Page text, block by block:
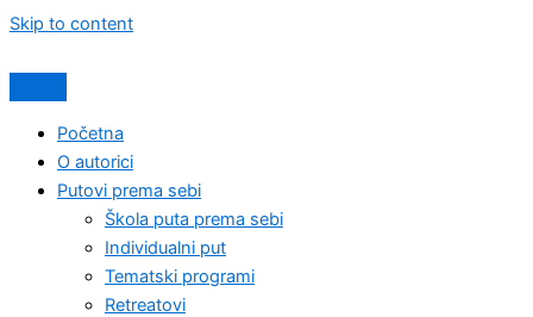
Skip to content
Početna
O autorici
Putovi prema sebi
Škola puta prema sebi
Individualni put
Tematski programi
Retreatovi